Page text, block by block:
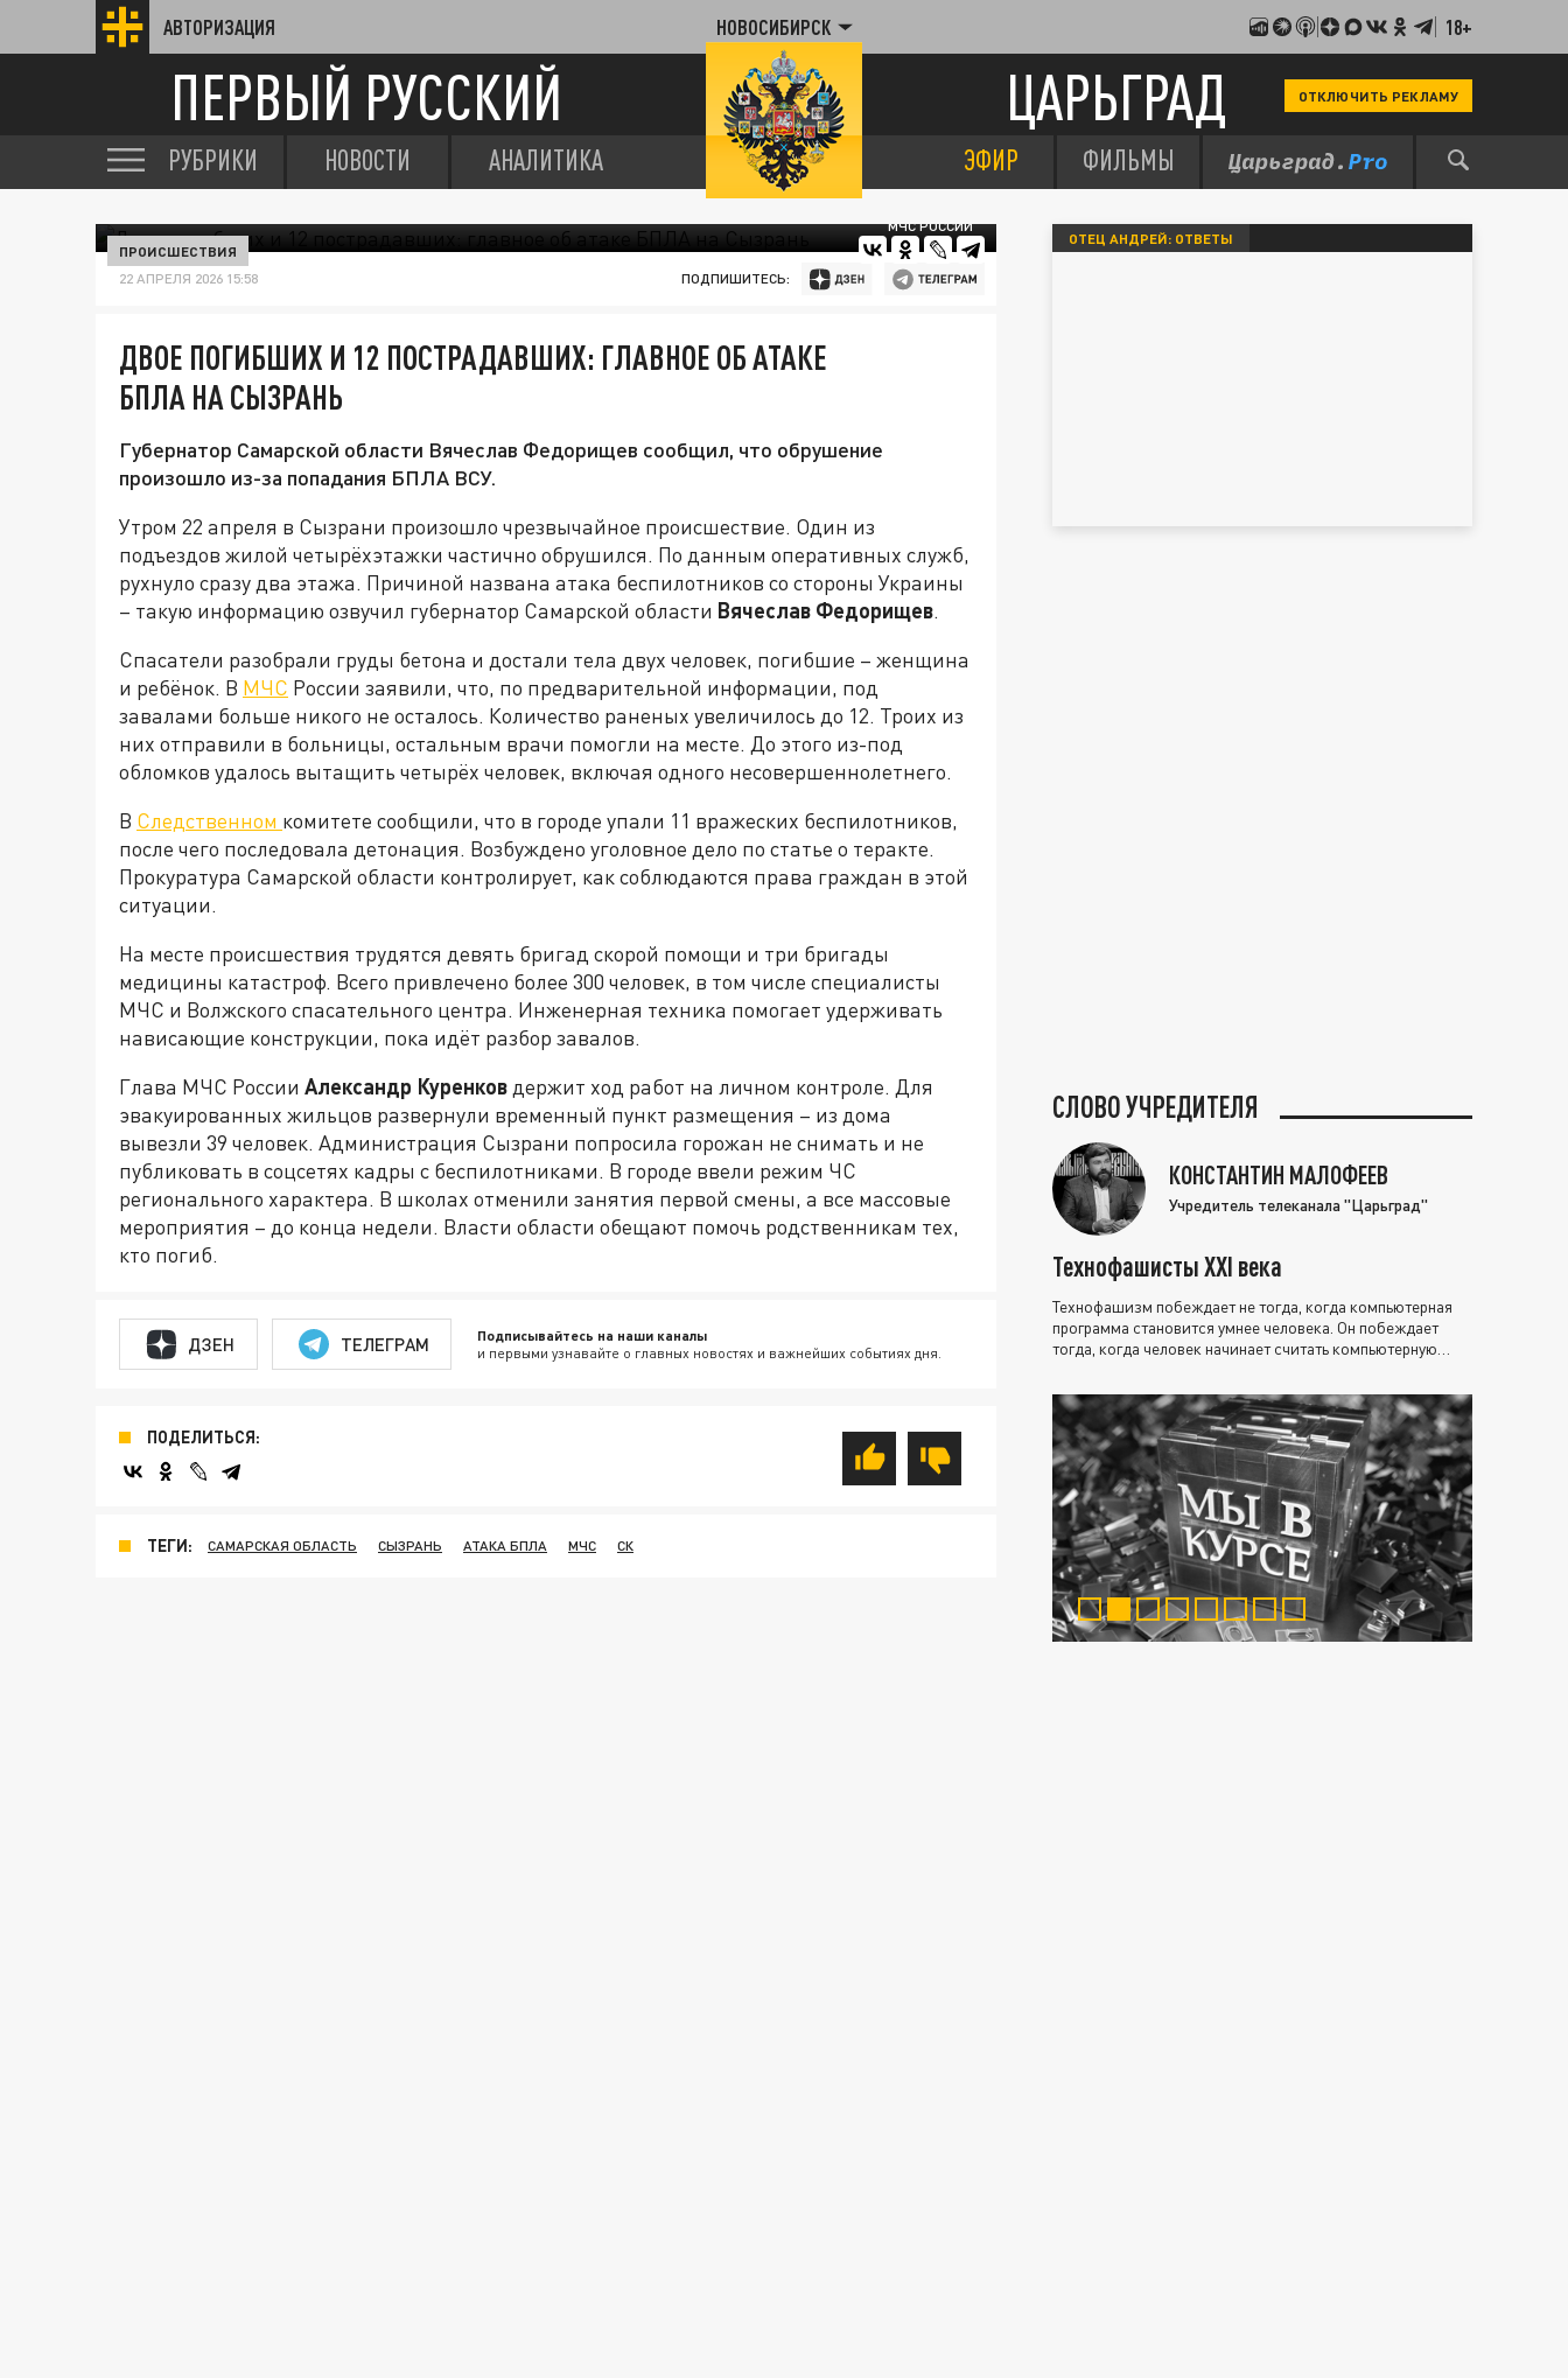
АВТОРИЗАЦИЯ НОВОСИБИРСК 18+
ПЕРВЫЙ РУССКИЙ ЦАРЬГРАД ОТКЛЮЧИТЬ РЕКЛАМУ
РУБРИКИ НОВОСТИ АНАЛИТИКА ЭФИР ФИЛЬМЫ
МЧС РОССИИ
ПРОИСШЕСТВИЯ
22 АПРЕЛЯ 2026 15:58 ПОДПИШИТЕСЬ:
ДВОЕ ПОГИБШИХ И 12 ПОСТРАДАВШИХ: ГЛАВНОЕ ОБ АТАКЕ
БПЛА НА СЫЗРАНЬ
Губернатор Самарской области Вячеслав Федорищев сообщил, что обрушение
произошло из-за попадания БПЛА ВСУ.
Утром 22 апреля в Сызрани произошло чрезвычайное происшествие. Один из
подъездов жилой четырёхэтажки частично обрушился. По данным оперативных служб,
рухнуло сразу два этажа. Причиной названа атака беспилотников со стороны Украины
– такую информацию озвучил губернатор Самарской области Вячеслав Федорищев.
Спасатели разобрали груды бетона и достали тела двух человек, погибшие – женщина
и ребёнок. В МЧС России заявили, что, по предварительной информации, под
завалами больше никого не осталось. Количество раненых увеличилось до 12. Троих из
них отправили в больницы, остальным врачи помогли на месте. До этого из-под
обломков удалось вытащить четырёх человек, включая одного несовершеннолетнего.
В Следственном комитете сообщили, что в городе упали 11 вражеских беспилотников,
после чего последовала детонация. Возбуждено уголовное дело по статье о теракте.
Прокуратура Самарской области контролирует, как соблюдаются права граждан в этой
ситуации.
На месте происшествия трудятся девять бригад скорой помощи и три бригады
медицины катастроф. Всего привлечено более 300 человек, в том числе специалисты
МЧС и Волжского спасательного центра. Инженерная техника помогает удерживать
нависающие конструкции, пока идёт разбор завалов.
Глава МЧС России Александр Куренков держит ход работ на личном контроле. Для
эвакуированных жильцов развернули временный пункт размещения – из дома
вывезли 39 человек. Администрация Сызрани попросила горожан не снимать и не
публиковать в соцсетях кадры с беспилотниками. В городе ввели режим ЧС
регионального характера. В школах отменили занятия первой смены, а все массовые
мероприятия – до конца недели. Власти области обещают помочь родственникам тех,
кто погиб.
ДЗЕН ТЕЛЕГРАМ Подписывайтесь на наши каналы
и первыми узнавайте о главных новостях и важнейших событиях дня.
ПОДЕЛИТЬСЯ:
ТЕГИ: САМАРСКАЯ ОБЛАСТЬ СЫЗРАНЬ АТАКА БПЛА МЧС СК
ОТЕЦ АНДРЕЙ: ОТВЕТЫ
СЛОВО УЧРЕДИТЕЛЯ
КОНСТАНТИН МАЛОФЕЕВ
Учредитель телеканала "Царьград"
Технофашисты XXI века
Технофашизм побеждает не тогда, когда компьютерная
программа становится умнее человека. Он побеждает
тогда, когда человек начинает считать компьютерную